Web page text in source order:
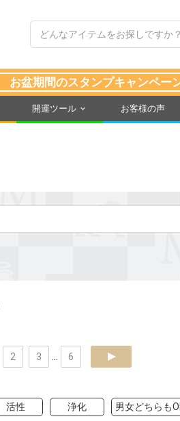
お盆期間のスタンプキャンペー
開運ツール お客様の声
2 3 6 next
活性 浄化 男女どちらも